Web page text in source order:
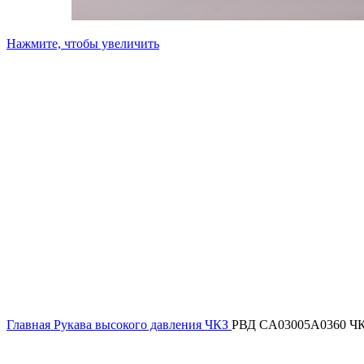
Нажмите, чтобы увеличить
Главная Рукава высокого давления ЧКЗ РВД CA03005A0360